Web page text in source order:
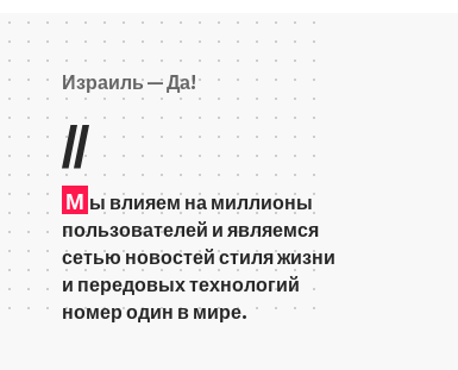
Израиль — Да!
//
М ы влияем на миллионы
пользователей и являемся
сетью новостей стиля жизни
и передовых технологий
номер один в мире.